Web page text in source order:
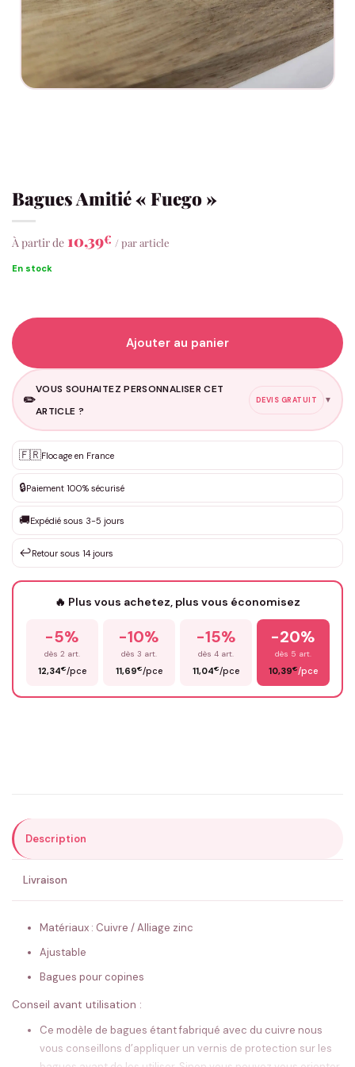
Bagues Amitié « Fuego »
À partir de 10,39€ / par article
En stock
Ajouter au panier
✏️
VOUS SOUHAITEZ PERSONNALISER CET
ARTICLE ?
DEVIS GRATUIT ▼
✨ Personnalisation sur mesure
Votre texte / idée*
🇫🇷Flocage en France
🔒Paiement 100% sécurisé
🚚Expédié sous 3-5 jours
↩️Retour sous 14 jours
🔥 Plus vous achetez, plus vous économisez
-5%
dès 2 art.
12,34€/pce
-10%
dès 3 art.
11,69€/pce
-15%
dès 4 art.
11,04€/pce
-20%
dès 5 art.
10,39€/pce
Description
Livraison
Matériaux : Cuivre / Alliage zinc
Ajustable
Bagues pour copines
Conseil avant utilisation :
Ce modèle de bagues étant fabriqué avec du cuivre nous
vous conseillons d’appliquer un vernis de protection sur les